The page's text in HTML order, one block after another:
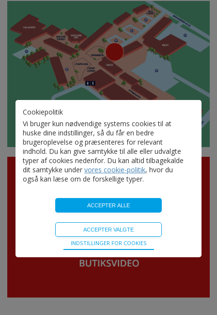
Cookiepolitik
Vi bruger kun nødvendige systems cookies til at
huske dine indstillinger, så du får en bedre
brugeroplevelse og præsenteres for relevant
indhold. Du kan give samtykke til alle eller udvalgte
typer af cookies nedenfor. Du kan altid tilbagekalde
dit samtykke under vores cookie-politik, hvor du
også kan læse om de forskellige typer.
Bliver brugt til at opretholde driften af websitet, uden
disse vil funktionalitet på websitet ikke fungere.
INDSTILLINGER FOR COOKIES